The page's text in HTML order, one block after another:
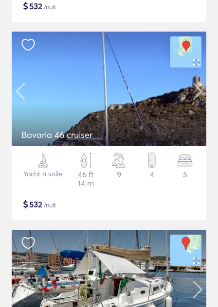
$532/nuit
Bavaria 46 cruiser
Yacht à voile
46 ft
14 m
9 4 5
$532/nuit